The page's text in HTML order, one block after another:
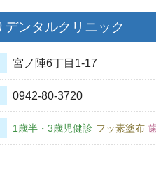
デンタルクリニック
宮ノ陣6丁目1-17
0942-80-3720
1歳半・3歳児健診 フッ素塗布